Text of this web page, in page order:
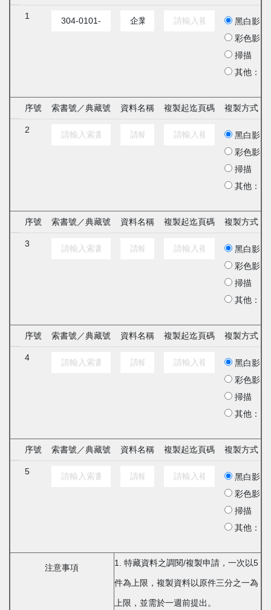
1
黑白影印
彩色影印
掃描
其他：
序號 索書號／典藏號 資料名稱 複製起迄頁碼 複製方式
2
黑白影印
彩色影印
掃描
其他：
序號 索書號／典藏號 資料名稱 複製起迄頁碼 複製方式
3
黑白影印
彩色影印
掃描
其他：
序號 索書號／典藏號 資料名稱 複製起迄頁碼 複製方式
4
黑白影印
彩色影印
掃描
其他：
序號 索書號／典藏號 資料名稱 複製起迄頁碼 複製方式
5
黑白影印
彩色影印
掃描
其他：
注意事項
1. 特藏資料之調閱/複製申請，一次以5
件為上限，複製資料以原件三分之一為
上限，並需於一週前提出。